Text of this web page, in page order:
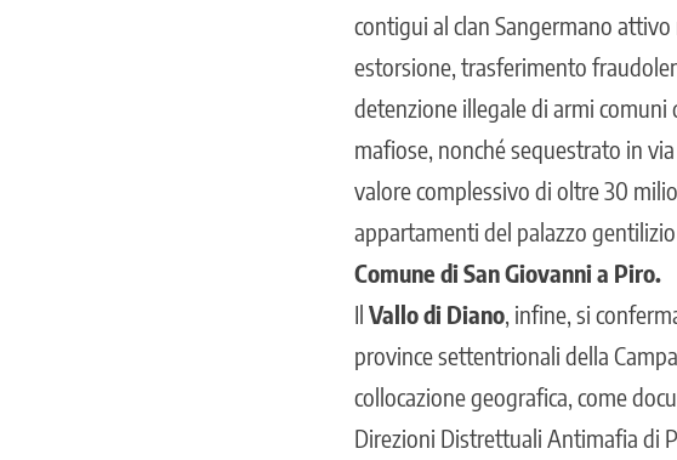
contigui al clan Sangermano
estorsione, trasferimento
detenzione illegale di armi
mafiose, nonché sequestrato in
valore complessivo di oltre 30
appartamenti del palazzo
Comune di San Giovanni a Piro.
Il Vallo di Diano , infine, si
province settentrionali della
collocazione geografica, come
Direzioni Distrettuali Antimafia di